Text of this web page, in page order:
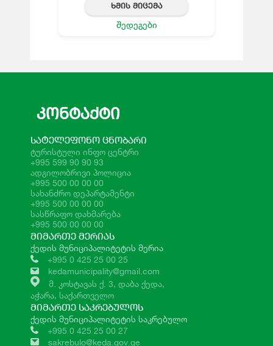
ᲮᲛᲘᲡ ᲛᲘᲪᲔᲛᲐ
შედეგები
ᲙᲝᲜᲢᲐᲥᲢᲘ
ᲡᲐᲢᲔᲚᲔᲤᲝᲜᲝ ᲪᲜᲝᲑᲐᲠᲘ
ტურისტული ინფო ცენტრი
+995 599 90 90 93
ადგილობრივი პოლიცია
+995 500 00 00 00
სახანძრო დეპარტამენტი
+995 500 00 00 00
სასწრაფო დახმარება
+995 500 00 00 00
ᲛᲘᲛᲐᲠᲗᲔ ᲛᲔᲠᲘᲐᲡ
ქედის მუნიციპალიტეტის მერია
+995 0 425 25 00 25
kedamunicipality@gmail.com
მ. კოსტავას ქ. 3, დაბა ქედა,
აჭარა, საქართველო
ᲛᲘᲛᲐᲠᲗᲔ ᲡᲐᲙᲠᲔᲑᲣᲚᲝᲡ
ქედის მუნიციპალიტეტის საკრებულო
+995 0 425 25 00 27
sakrebulo@keda.gov.ge